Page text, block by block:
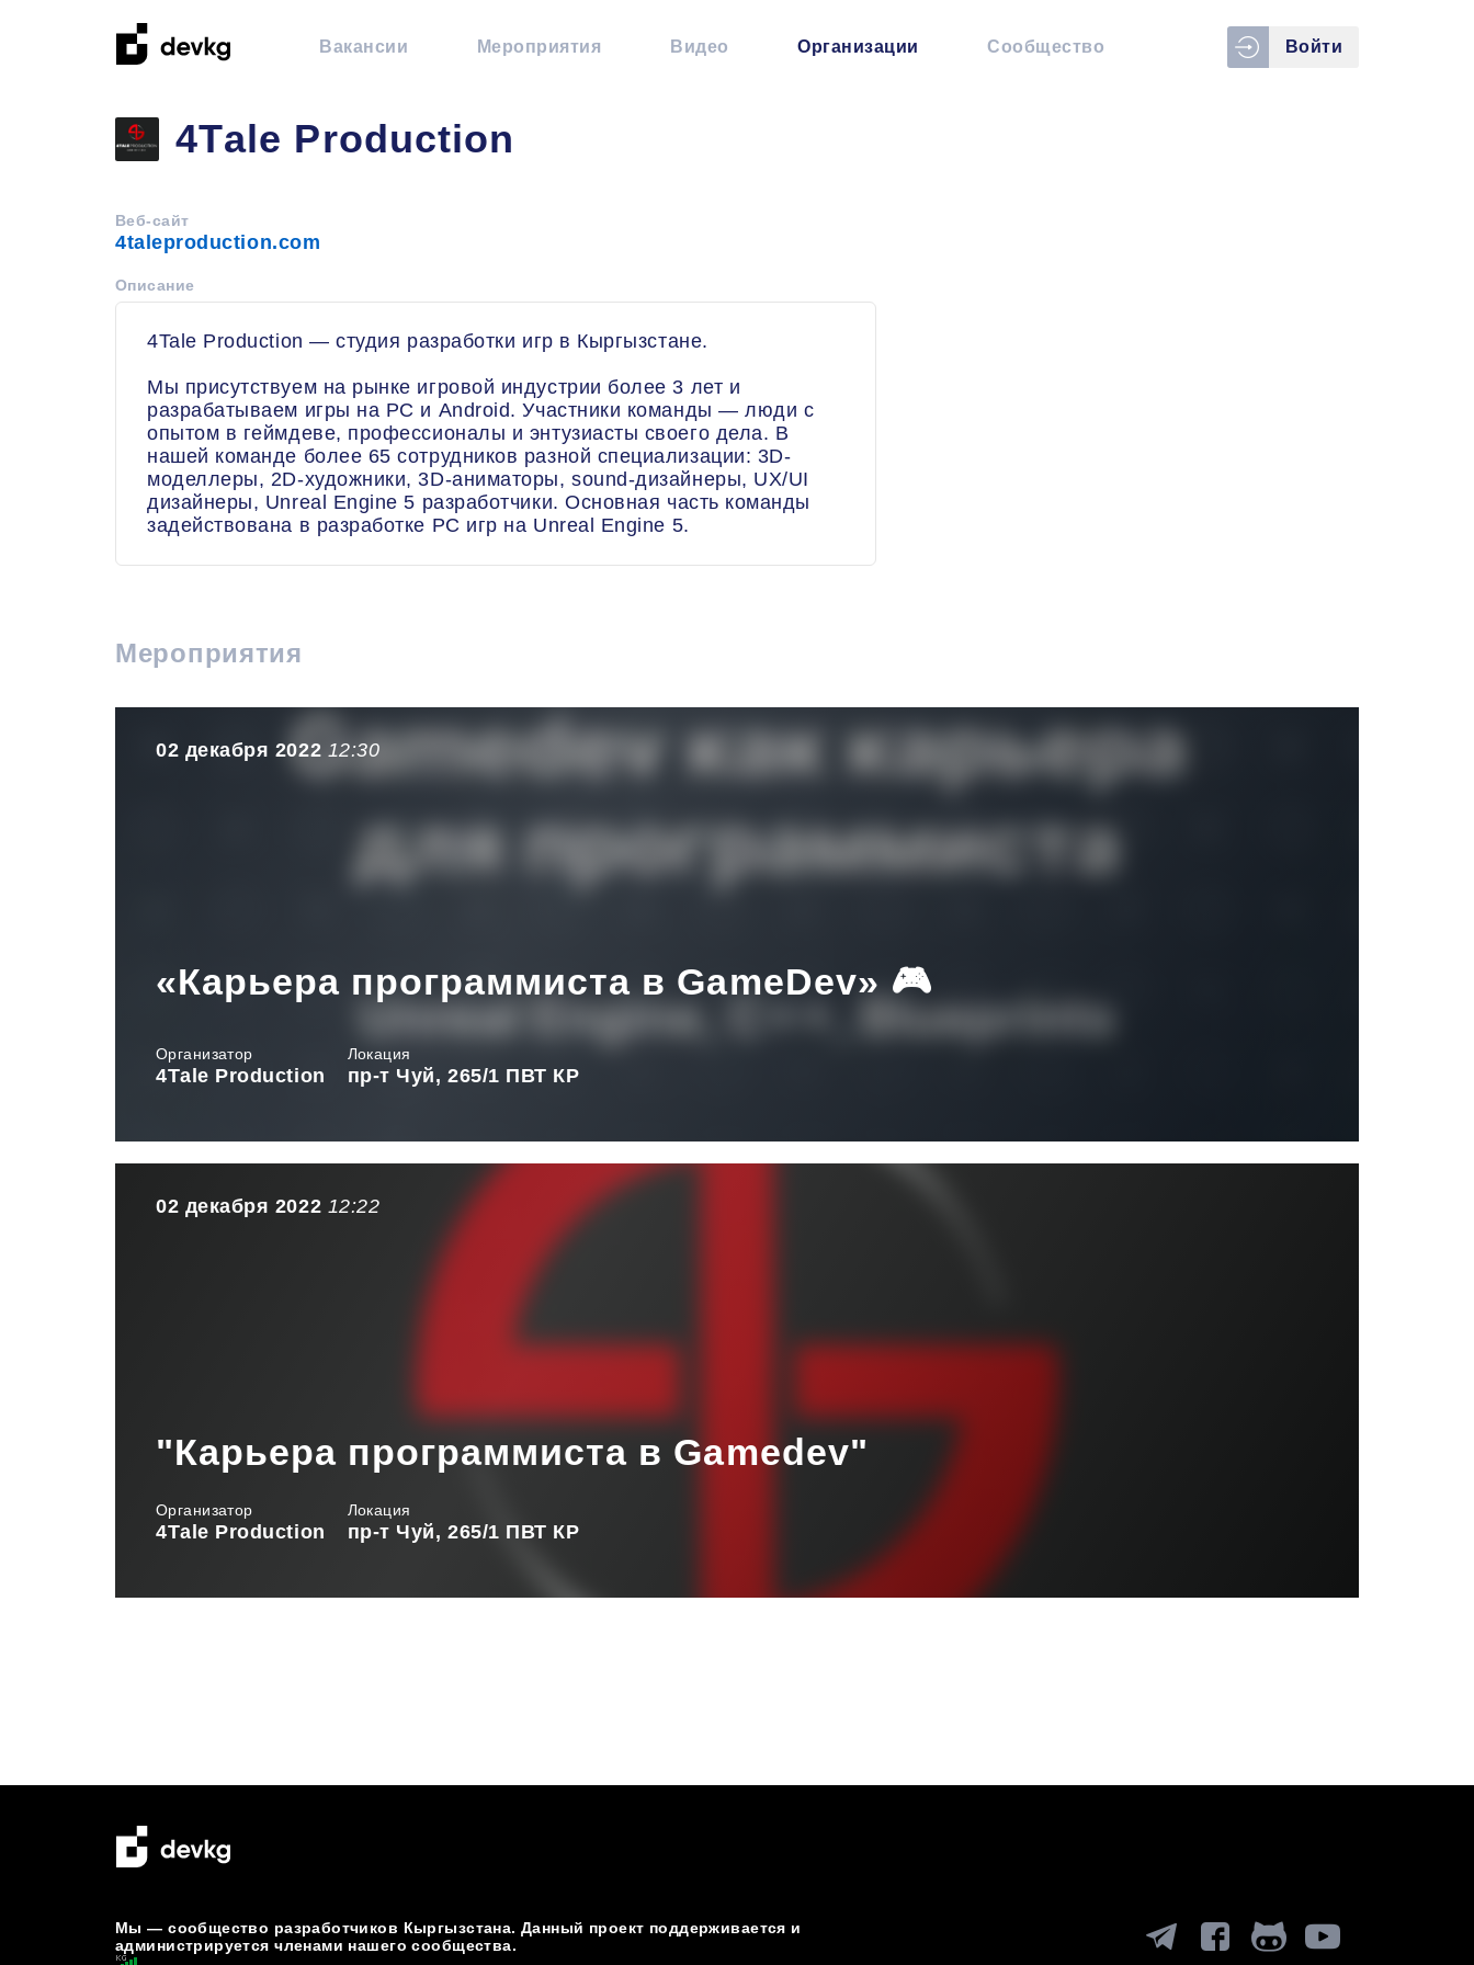
Вакансии Мероприятия Видео Организации Сообщество Войти
4Tаle Production
Веб-сайт
4taleproduction.com
Описание
4Tale Production — студия разработки игр в Кыргызстане.
Мы присутствуем на рынке игровой индустрии более 3 лет и
разрабатываем игры на PC и Android. Участники команды — люди с
опытом в геймдеве, профессионалы и энтузиасты своего дела. В
нашей команде более 65 сотрудников разной специализации: 3D-
моделлеры, 2D-художники, 3D-аниматоры, sound-дизайнеры, UX/UI
дизайнеры, Unreal Engine 5 разработчики. Основная часть команды
задействована в разработке PC игр на Unreal Engine 5.
Мероприятия
02 декабря 2022 12:30
«Карьера программиста в GameDev» 🎮
Организатор
4Tаle Production
Локация
пр-т Чуй, 265/1 ПВТ КР
02 декабря 2022 12:22
"Карьера программиста в Gamedev"
Организатор
4Tаle Production
Локация
пр-т Чуй, 265/1 ПВТ КР
Мы — сообщество разработчиков Кыргызстана. Данный проект поддерживается и
администрируется членами нашего сообщества.